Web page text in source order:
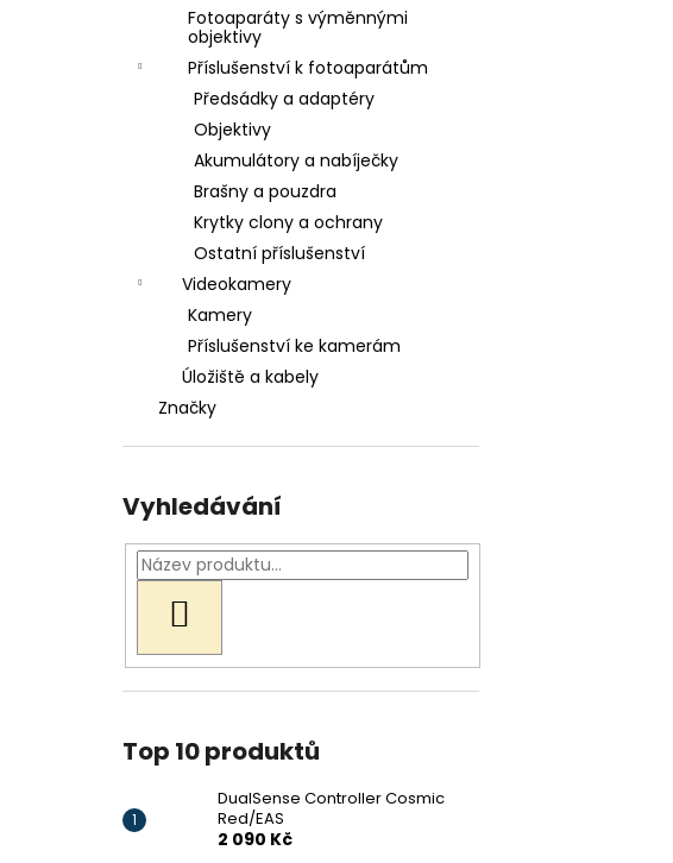
Fotoaparáty s výměnnými
objektivy
Příslušenství k fotoaparátům
Předsádky a adaptéry
Objektivy
Akumulátory a nabíječky
Brašny a pouzdra
Krytky clony a ochrany
Ostatní příslušenství
Videokamery
Kamery
Příslušenství ke kamerám
Úložiště a kabely
Značky
Vyhledávání
Top 10 produktů
DualSense Controller Cosmic
Red/EAS
2 090 Kč